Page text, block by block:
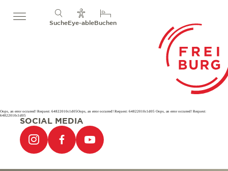
SucheEye-ableBuchen
Oops, an error occurred! Request: 64822010c1d05Oops, an error occurred! Request: 64822010c1d05 Oops, an error occurred! Request:
64822010c1d05
SOCIAL MEDIA